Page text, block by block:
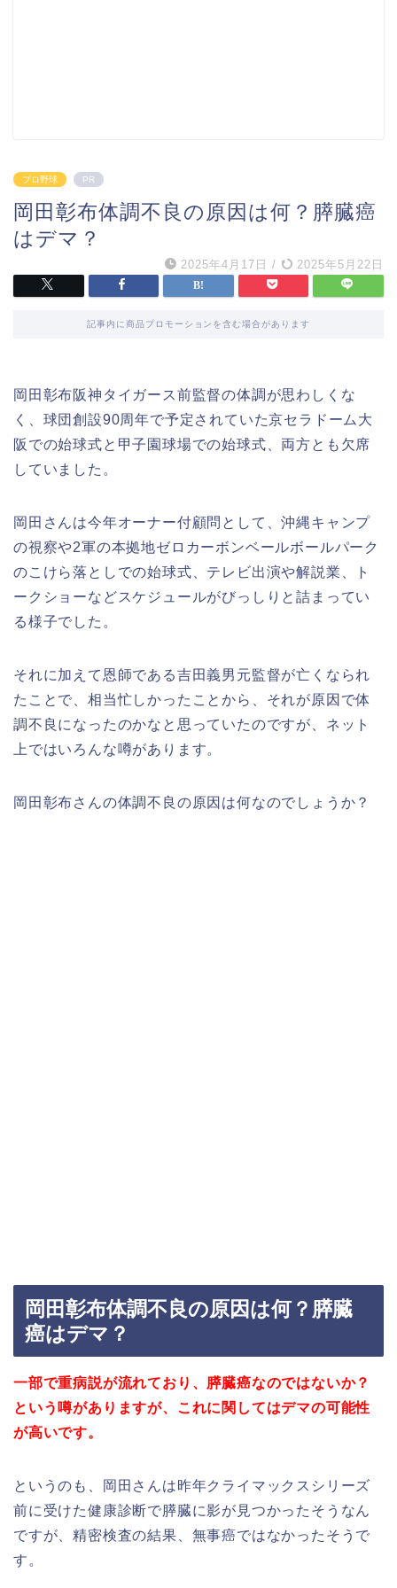
プロ野球 PR
岡田彰布体調不良の原因は何？膵臓癌
はデマ？
2025年4月17日 / 2025年5月22日
記事内に商品プロモーションを含む場合があります
岡田彰布阪神タイガース前監督の体調が思わしくな
く、球団創設90周年で予定されていた京セラドーム大
阪での始球式と甲子園球場での始球式、両方とも欠席
していました。
岡田さんは今年オーナー付顧問として、沖縄キャンプ
の視察や2軍の本拠地ゼロカーボンベールボールパーク
のこけら落としでの始球式、テレビ出演や解説業、ト
ークショーなどスケジュールがびっしりと詰まってい
る様子でした。
それに加えて恩師である吉田義男元監督が亡くなられ
たことで、相当忙しかったことから、それが原因で体
調不良になったのかなと思っていたのですが、ネット
上ではいろんな噂があります。
岡田彰布さんの体調不良の原因は何なのでしょうか？
岡田彰布体調不良の原因は何？膵臓
癌はデマ？
一部で重病説が流れており、膵臓癌なのではないか？
という噂がありますが、これに関してはデマの可能性
が高いです。
というのも、岡田さんは昨年クライマックスシリーズ
前に受けた健康診断で膵臓に影が見つかったそうなん
ですが、精密検査の結果、無事癌ではなかったそうで
す。